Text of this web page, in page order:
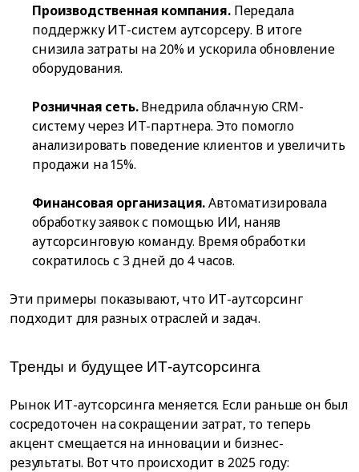
Производственная компания.Передала
поддержку ИТ-систем аутсорсеру. В итоге
снизила затраты на 20% и ускорила обновление
оборудования.
Розничная сеть.Внедрила облачную CRM-
систему через ИТ-партнера. Это помогло
анализировать поведение клиентов и увеличить
продажи на 15%.
Финансовая организация.Автоматизировала
обработку заявок с помощью ИИ, наняв
аутсорсинговую команду. Время обработки
сократилось с 3 дней до 4 часов.
Эти примеры показывают, что ИТ-аутсорсинг
подходит для разных отраслей и задач.
Тренды и будущее ИТ-аутсорсинга
Рынок ИТ-аутсорсинга меняется. Если раньше он был
сосредоточен на сокращении затрат, то теперь
акцент смещается на инновации и бизнес-
результаты. Вот что происходит в 2025 году: